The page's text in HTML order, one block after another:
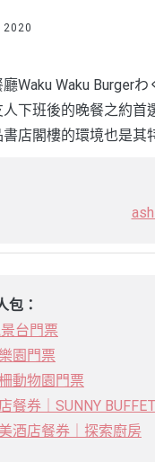
2020
Waku Waku Burger
下班後的晚餐之約首
店閣樓的環境也是其
包：
台門票
園門票
動物園門票
餐券｜SUNNY BUFFET
酒店餐券｜探索廚房